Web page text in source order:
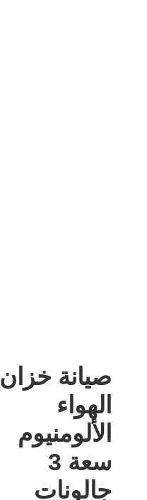
صيانة خزان
الهواء
الألومنيوم
سعة 3
جالونات